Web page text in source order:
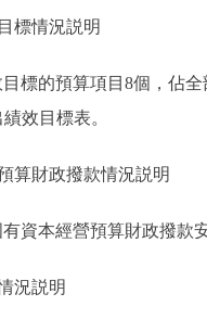
情況説明
的預算項目8個，佔全
效目標表。
財政撥款情況説明
資本經營預算財政撥款
況説明